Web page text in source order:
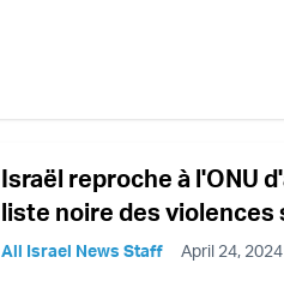
Israël reproche à l'ONU
liste noire des violences
All Israel News Staff April 24, 2024